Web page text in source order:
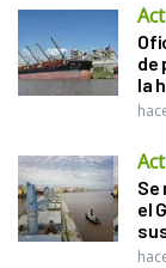
de
la
Se
el